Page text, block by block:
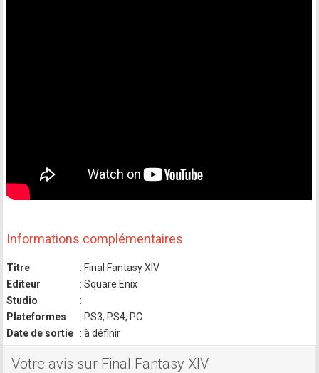
Informations complémentaires
Titre
: Final Fantasy XIV
Editeur
: Square Enix
Studio
:
Plateformes
: PS3, PS4, PC
Date de sortie
: à définir
Votre avis sur Final Fantasy XIV